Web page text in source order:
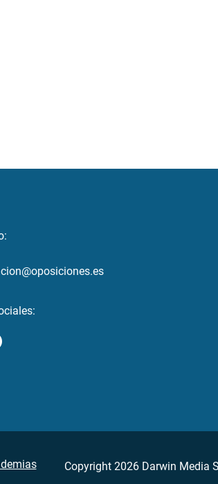
Copyright 2026 Darwin Media